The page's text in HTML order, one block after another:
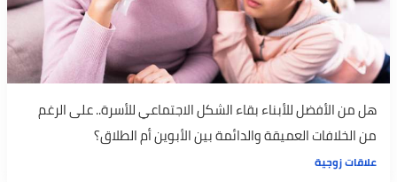
هل من الأفضل للأبناء بقاء الشكل الاجتماعي للأسرة.. على الرغم
من الخلافات العميقة والدائمة بين الأبوين أم الطلاق؟
علاقات زوجية